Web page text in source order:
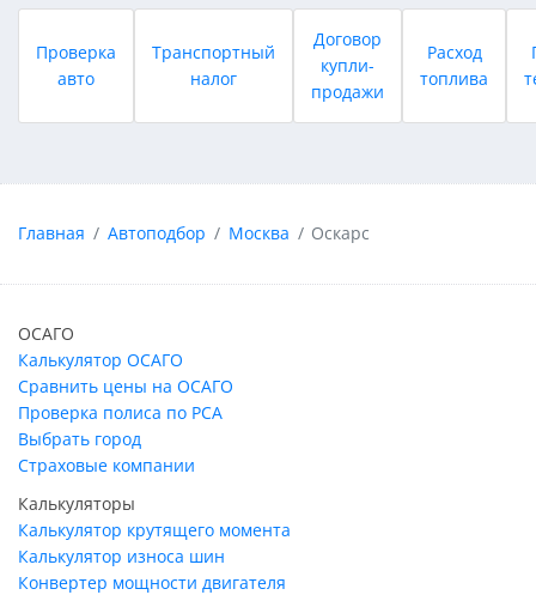
Проверка
авто
Транспортный
налог
Договор
купли-
продажи
Расход
топлива
Главная Автоподбор Москва Оскарс
ОСАГО
Калькулятор ОСАГО
Сравнить цены на ОСАГО
Проверка полиса по РСА
Выбрать город
Страховые компании
Калькуляторы
Калькулятор крутящего момента
Калькулятор износа шин
Конвертер мощности двигателя